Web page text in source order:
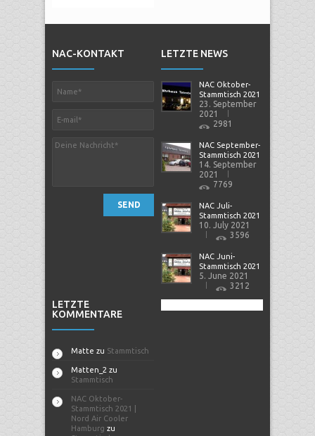
NAC-KONTAKT
SEND
LETZTE NEWS
NAC Oktober-
Stammtisch 2021
23. September
2021
2981
NAC September-
Stammtisch 2021
14. September
2021
7769
NAC Juli-
Stammtisch 2021
10. July 2021
3596
NAC Juni-
Stammtisch 2021
5. June 2021
3212
LETZTE
KOMMENTARE
Matte zu Stammtisch
Matten_2 zu
Stammtisch
NAC Oktober-
Stammtisch 2021 |
Nord Air Cooler
Hamburg zu